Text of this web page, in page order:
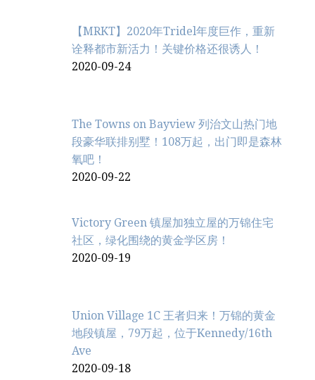
【MRKT】2020年Tridel年度巨作，重新
诠释都市新活力！关键价格还很诱人！
2020-09-24
The Towns on Bayview 列治文山热门地
段豪华联排别墅！108万起，出门即是森林
氧吧！
2020-09-22
Victory Green 镇屋加独立屋的万锦住宅
社区，绿化围绕的黄金学区房！
2020-09-19
Union Village 1C 王者归来！万锦的黄金
地段镇屋，79万起，位于Kennedy/16th
Ave
2020-09-18